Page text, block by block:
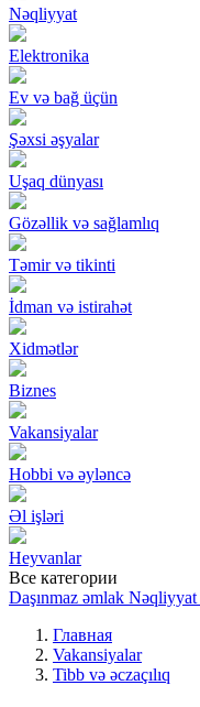
Nəqliyyat
Elektronika
Ev və bağ üçün
Şəxsi əşyalar
Uşaq dünyası
Gözəllik və sağlamlıq
Təmir və tikinti
İdman və istirahət
Xidmətlər
Biznes
Vakansiyalar
Hobbi və əyləncə
Əl işləri
Heyvanlar
Все категории
Daşınmaz əmlak Nəqliyyat
Главная
Vakansiyalar
Tibb və əczaçılıq